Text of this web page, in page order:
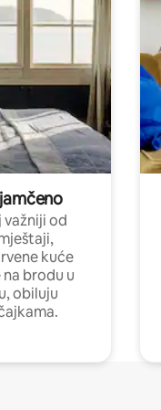
važniji od
kuće
brodu u
obiluju